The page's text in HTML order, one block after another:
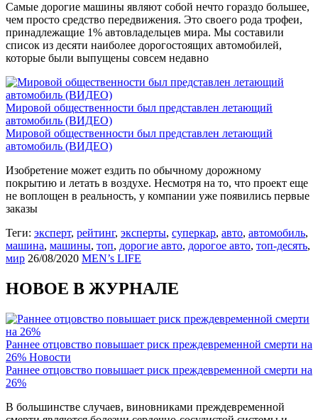
Самые дорогие машины являют собой нечто гораздо большее,
чем просто средство передвижения. Это своего рода трофеи,
принадлежащие 1% автовладельцев мира. Мы составили
список из десяти наиболее дорогостоящих автомобилей,
которые были выпущены совсем недавно
Мировой общественности был представлен летающий
автомобиль (ВИДЕО)
Мировой общественности был представлен летающий
автомобиль (ВИДЕО)
Изобретение может ездить по обычному дорожному
покрытию и летать в воздухе. Несмотря на то, что проект еще
не воплощен в реальность, у компании уже появились первые
заказы
Теги: эксперт, рейтинг, эксперты, суперкар, авто, автомобиль,
машина, машины, топ, дорогие авто, дорогое авто, топ-десять,
мир 26/08/2020 MEN’s LIFE
НОВОЕ В ЖУРНАЛЕ
Раннее отцовство повышает риск преждевременной смерти на
26% Новости
Раннее отцовство повышает риск преждевременной смерти на
26%
В большинстве случаев, виновниками преждевременной